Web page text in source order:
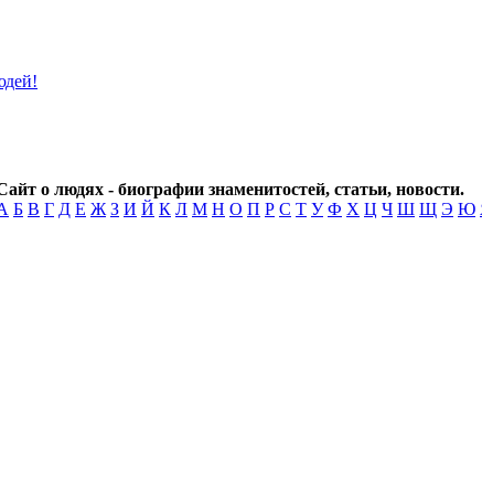
о людях - биографии знаменитостей, статьи, новости.
Б В Г Д Е Ж З И Й К Л М Н О П Р С Т У Ф Х Ц Ч Ш Щ Э Ю